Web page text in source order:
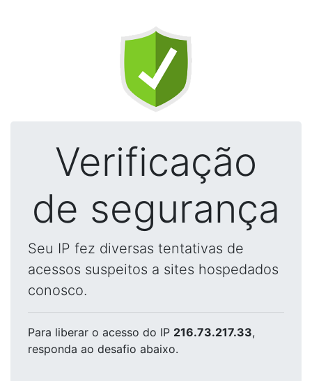
Verificação
de segurança
Seu IP fez diversas tentativas de
acessos suspeitos a sites hospedados
conosco.
Para liberar o acesso do IP 216.73.217.33,
responda ao desafio abaixo.